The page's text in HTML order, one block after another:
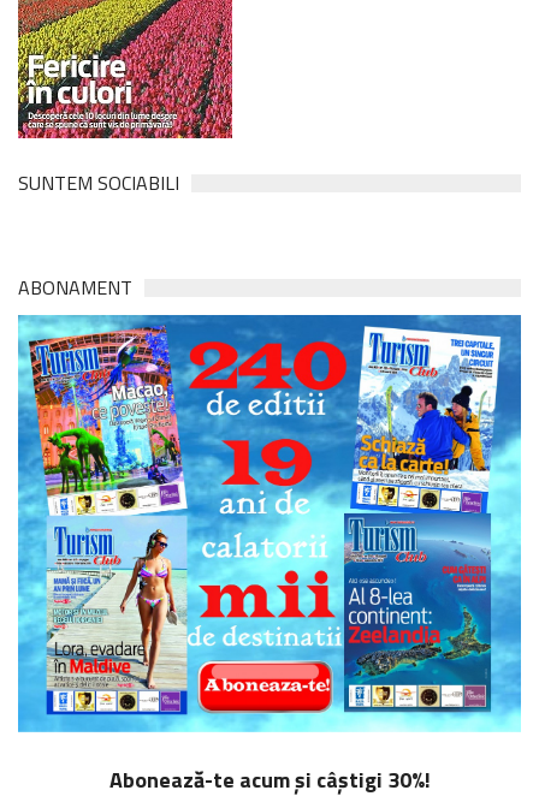
SUNTEM SOCIABILI
ABONAMENT
Abonează-te acum și câștigi 30%!